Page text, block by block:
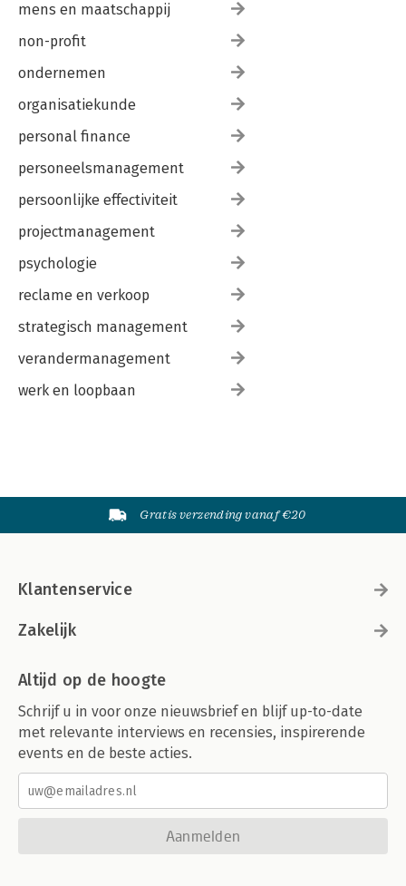
mens en maatschappij
non-profit
ondernemen
organisatiekunde
personal finance
personeelsmanagement
persoonlijke effectiviteit
projectmanagement
psychologie
reclame en verkoop
strategisch management
verandermanagement
werk en loopbaan
Gratis verzending vanaf €20
Klantenservice
Zakelijk
Altijd op de hoogte
Schrijf u in voor onze nieuwsbrief en blijf up-to-date
met relevante interviews en recensies, inspirerende
events en de beste acties.
Aanmelden